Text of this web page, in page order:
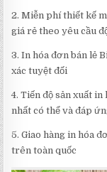
2. Miễn phí thiết kế
giá rẻ theo yêu cầu
3. In hóa đơn bán lẻ
xác tuyệt đối
4. Tiến độ sản xuất
nhất có thể và đáp
5. Giao hàng in hóa
trên toàn quốc